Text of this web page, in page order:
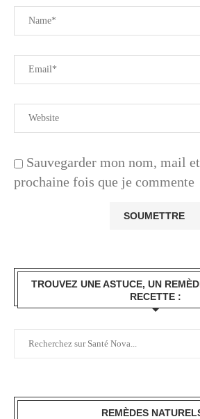
Sauvegarder mon nom, mail
prochaine fois que je commente
TROUVEZ UNE ASTUCE, UN
RECETTE :
REMÈDES